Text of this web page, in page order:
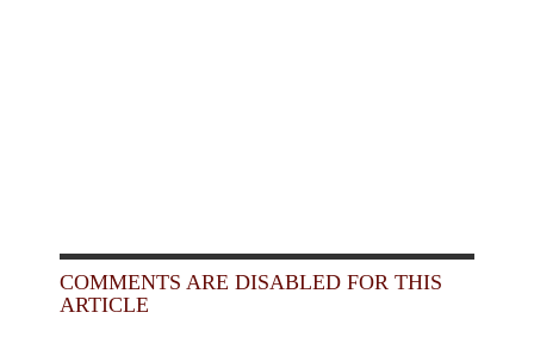
COMMENTS ARE DISABLED FOR THIS
ARTICLE